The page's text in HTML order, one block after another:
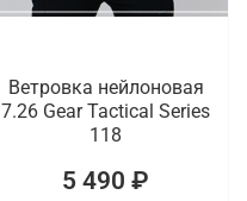
Ветровка нейлоновая
7.26 Gear Tactical Series
118
5 490 ₽